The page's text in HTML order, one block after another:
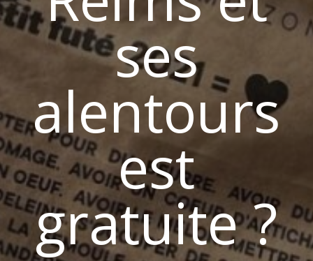
ses
alentours
est
gratuite ?